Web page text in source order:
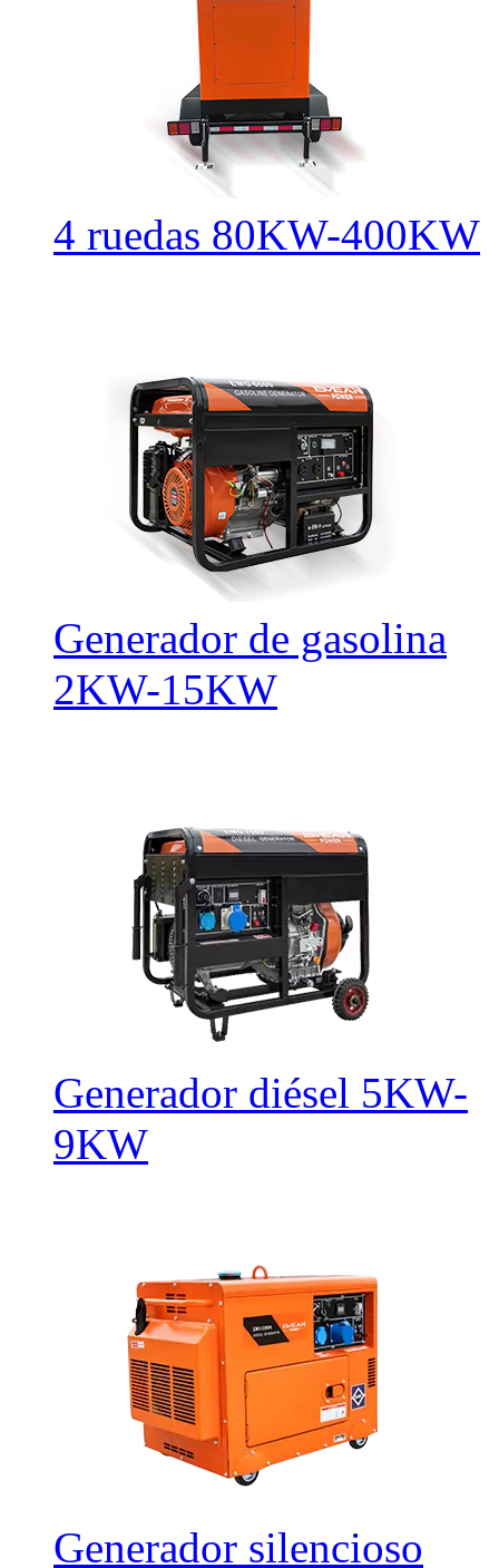
4 ruedas 80KW-400KW
Generador de gasolina
2KW-15KW
Generador diésel 5KW-
9KW
Generador silencioso